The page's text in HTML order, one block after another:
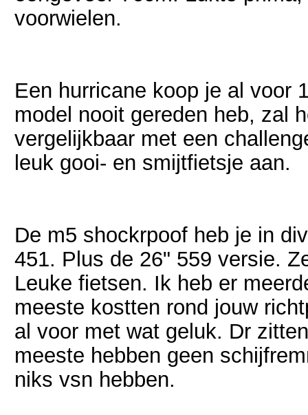
voorwielen.
Een hurricane koop je al voor
model nooit gereden heb, zal
vergelijkbaar met een
leuk gooi- en smijtfietsje aan.
De m5 shockrpoof heb je in
451. Plus de 26" 559 versie.
Leuke fietsen. Ik heb er
meeste kostten rond jouw
al voor met wat geluk. Dr
meeste hebben geen
niks vsn hebben.